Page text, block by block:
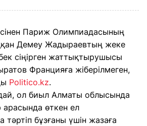
Париж Олимпиадасының
Демеу Жадыраевтың жеке
сіңірген жаттықтырушысы
Францияға жіберілмеген,
Politico.kz.
ол биыл Алматы облысында
арасында өткен ел
тәртіп бұзғаны үшін жазаға